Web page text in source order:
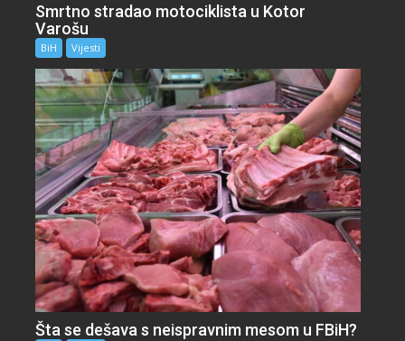
Smrtno stradao motociklista u Kotor
Varošu
BiH Vijesti
Šta se dešava s neispravnim mesom u FBiH?